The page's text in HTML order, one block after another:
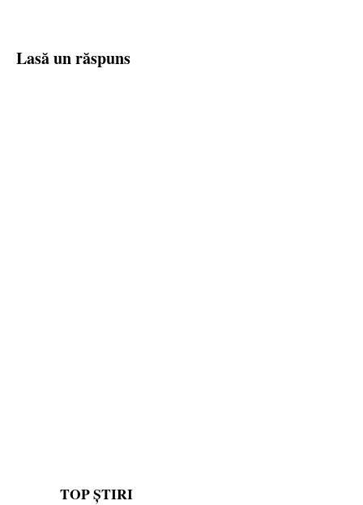
Lasă un răspuns
TOP ȘTIRI